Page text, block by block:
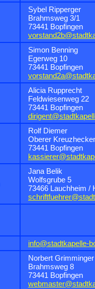
Sybel Ripperger
Brahmsweg 3/1
73441 Bopfingen
Simon Benning
Egerweg 10
73441 Bopfingen
Alicia Rupprecht
Feldwiesenweg 22
73441 Bopfingen
Rolf Diemer
Oberer
73441 Bopfingen
Jana Belik
Wolfsgrube 5
73466 Lauchheim /
info@stadtkapelle-
Norbert Grimminger
Brahmsweg 8
73441 Bopfingen